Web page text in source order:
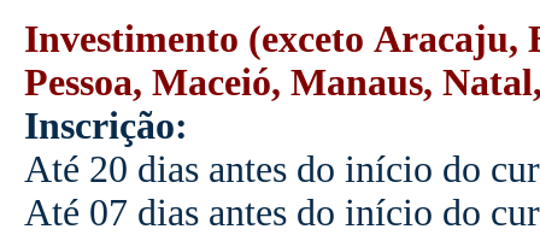
Investimento (exceto Aracaju,
Pessoa, Maceió, Manaus,
Inscrição:
Até 20 dias antes do início do
Até 07 dias antes do início do